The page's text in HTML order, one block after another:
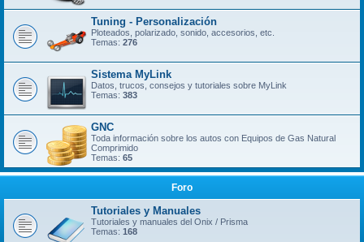
Tuning - Personalización
Ploteados, polarizado, sonido, accesorios, etc.
Temas: 276
Sistema MyLink
Datos, trucos, consejos y tutoriales sobre MyLink
Temas: 383
GNC
Toda información sobre los autos con Equipos de Gas Natural
Comprimido
Temas: 65
Foro
Tutoriales y Manuales
Tutoriales y manuales del Onix / Prisma
Temas: 168